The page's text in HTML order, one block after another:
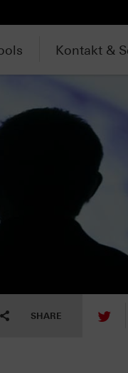
Kontakt &
SHARE